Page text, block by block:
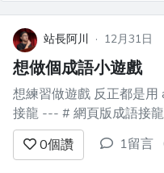
站長阿川 · 12月31日
想做個成語小遊戲
想練習做遊戲 反正都是用 ai 來寫 開一串整理資料 要做成語
接龍 --- # 網頁版成語接龍遊戲市場潛力分析報告 **作者：
** Manus AI **日期：** 2025年12
旨在深入分析網頁版成語
0個讚 1留言